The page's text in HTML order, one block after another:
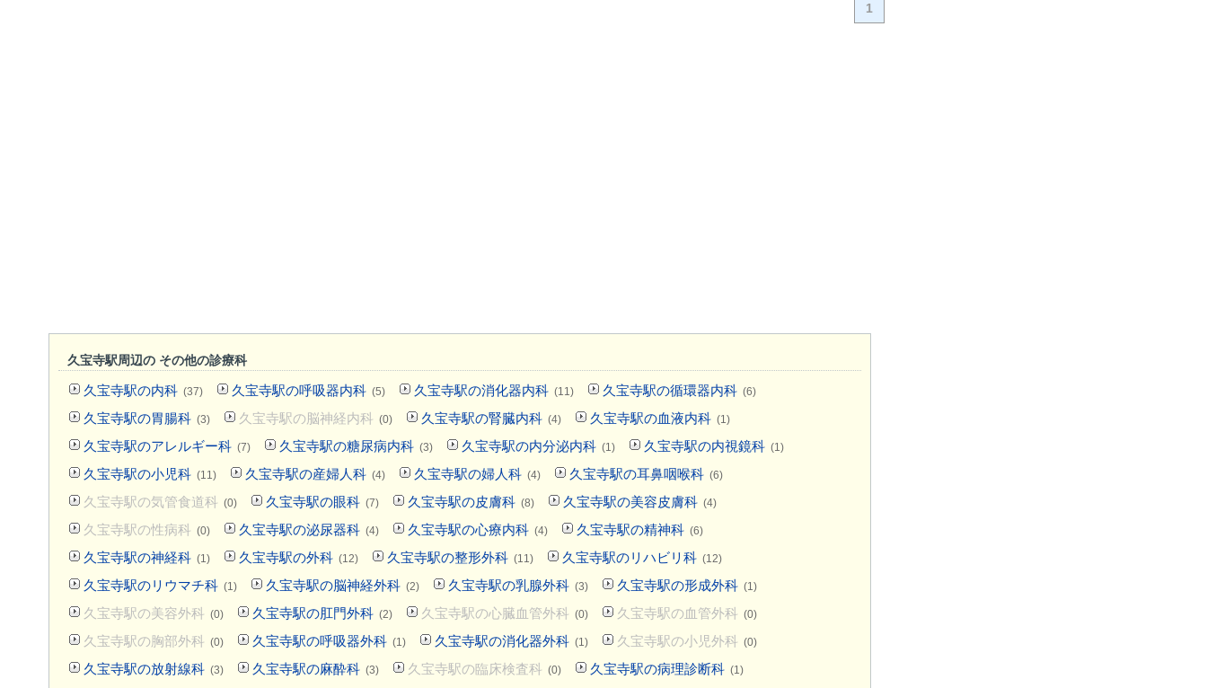
1
久宝寺駅周辺の その他の診療科
久宝寺駅の内科 (37) 久宝寺駅の呼吸器内科 (5) 久宝寺駅の消化器内科 (11) 久宝寺駅の循環器内科 (6)
久宝寺駅の胃腸科 (3) 久宝寺駅の脳神経内科 (0) 久宝寺駅の腎臓内科 (4) 久宝寺駅の血液内科 (1)
久宝寺駅のアレルギー科 (7) 久宝寺駅の糖尿病内科 (3) 久宝寺駅の内分泌内科 (1) 久宝寺駅の内視鏡科 (1)
久宝寺駅の小児科 (11) 久宝寺駅の産婦人科 (4) 久宝寺駅の婦人科 (4) 久宝寺駅の耳鼻咽喉科 (6)
久宝寺駅の気管食道科 (0) 久宝寺駅の眼科 (7) 久宝寺駅の皮膚科 (8) 久宝寺駅の美容皮膚科 (4)
久宝寺駅の性病科 (0) 久宝寺駅の泌尿器科 (4) 久宝寺駅の心療内科 (4) 久宝寺駅の精神科 (6)
久宝寺駅の神経科 (1) 久宝寺駅の外科 (12) 久宝寺駅の整形外科 (11) 久宝寺駅のリハビリ科 (12)
久宝寺駅のリウマチ科 (1) 久宝寺駅の脳神経外科 (2) 久宝寺駅の乳腺外科 (3) 久宝寺駅の形成外科 (1)
久宝寺駅の美容外科 (0) 久宝寺駅の肛門外科 (2) 久宝寺駅の心臓血管外科 (0) 久宝寺駅の血管外科 (0)
久宝寺駅の胸部外科 (0) 久宝寺駅の呼吸器外科 (1) 久宝寺駅の消化器外科 (1) 久宝寺駅の小児外科 (0)
久宝寺駅の放射線科 (3) 久宝寺駅の麻酔科 (3) 久宝寺駅の臨床検査科 (0) 久宝寺駅の病理診断科 (1)